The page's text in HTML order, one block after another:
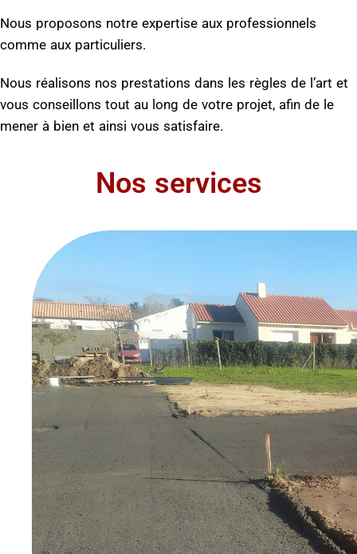
Nous proposons notre expertise aux professionnels
comme aux particuliers.
Nous réalisons nos prestations dans les règles de l’art et
vous conseillons tout au long de votre projet, afin de le
mener à bien et ainsi vous satisfaire.
Nos services